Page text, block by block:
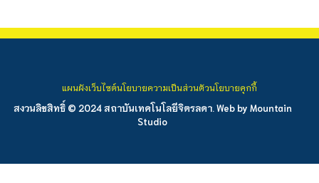
สงวนลิขสิทธิ์ © 2024 สถาบันเทคโนโลยีจิตรลดา. Web by Mountain
Studio
แผนผังเว็บไซต์นโยบายความเป็นส่วนตัวนโยบายคุกกี้